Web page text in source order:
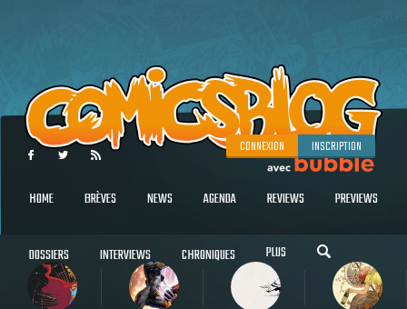
CONNEXION INSCRIPTION
HOME BRÈVES NEWS AGENDA REVIEWS PREVIEWS
DOSSIERS INTERVIEWS CHRONIQUES PLUS